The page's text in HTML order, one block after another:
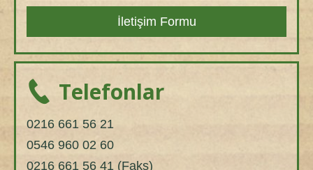
İletişim Formu
Telefonlar
0216 661 56 21
0546 960 02 60
0216 661 56 41 (Faks)